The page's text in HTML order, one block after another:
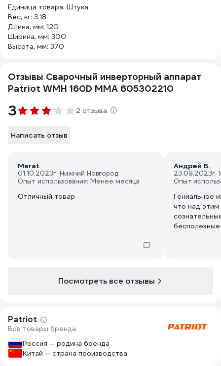
Единица товара: Штука
Вес, кг: 3.18
Длина, мм: 120
Ширина, мм: 300
Высота, мм: 370
Отзывы Сварочный инверторный аппарат
Patriot WMH 160D MMA 605302210
3 2 отзыва
Написать отзыв
Marat
01.10.2023г. Нижний Новгород
Опыт использования: Менее месяца
Отличный товар
Андрей В.
23.09.2023г.
Опыт
Гениальное
что над
бесполезные
Посмотреть все отзывы
Patriot
Все товары бренда
Россия — родина бренда
Китай — страна производства